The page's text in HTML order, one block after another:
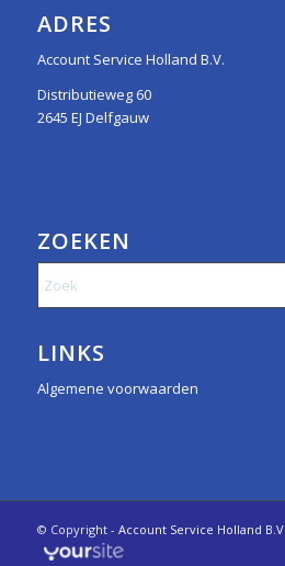
ADRES
Account Service Holland B.V.
Distributieweg 60
2645 EJ Delfgauw
ZOEKEN
LINKS
Algemene voorwaarden
© Copyright - Account Service Holland B.V.